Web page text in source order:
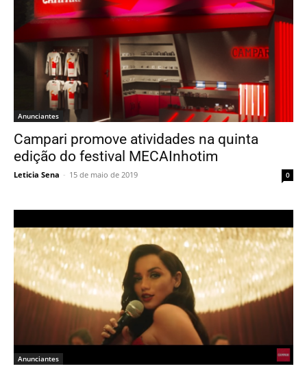
Anunciantes
Campari promove atividades na quinta
edição do festival MECAInhotim
Leticia Sena - 15 de maio de 2019 0
Anunciantes